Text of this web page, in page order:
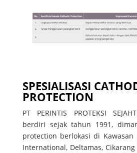
SPESIALISASI
PROTECTION
PT PERINTIS PROTEKSI
berdiri sejak tahun 1991,
protection berlokasi di
International, Deltamas, Cikarang